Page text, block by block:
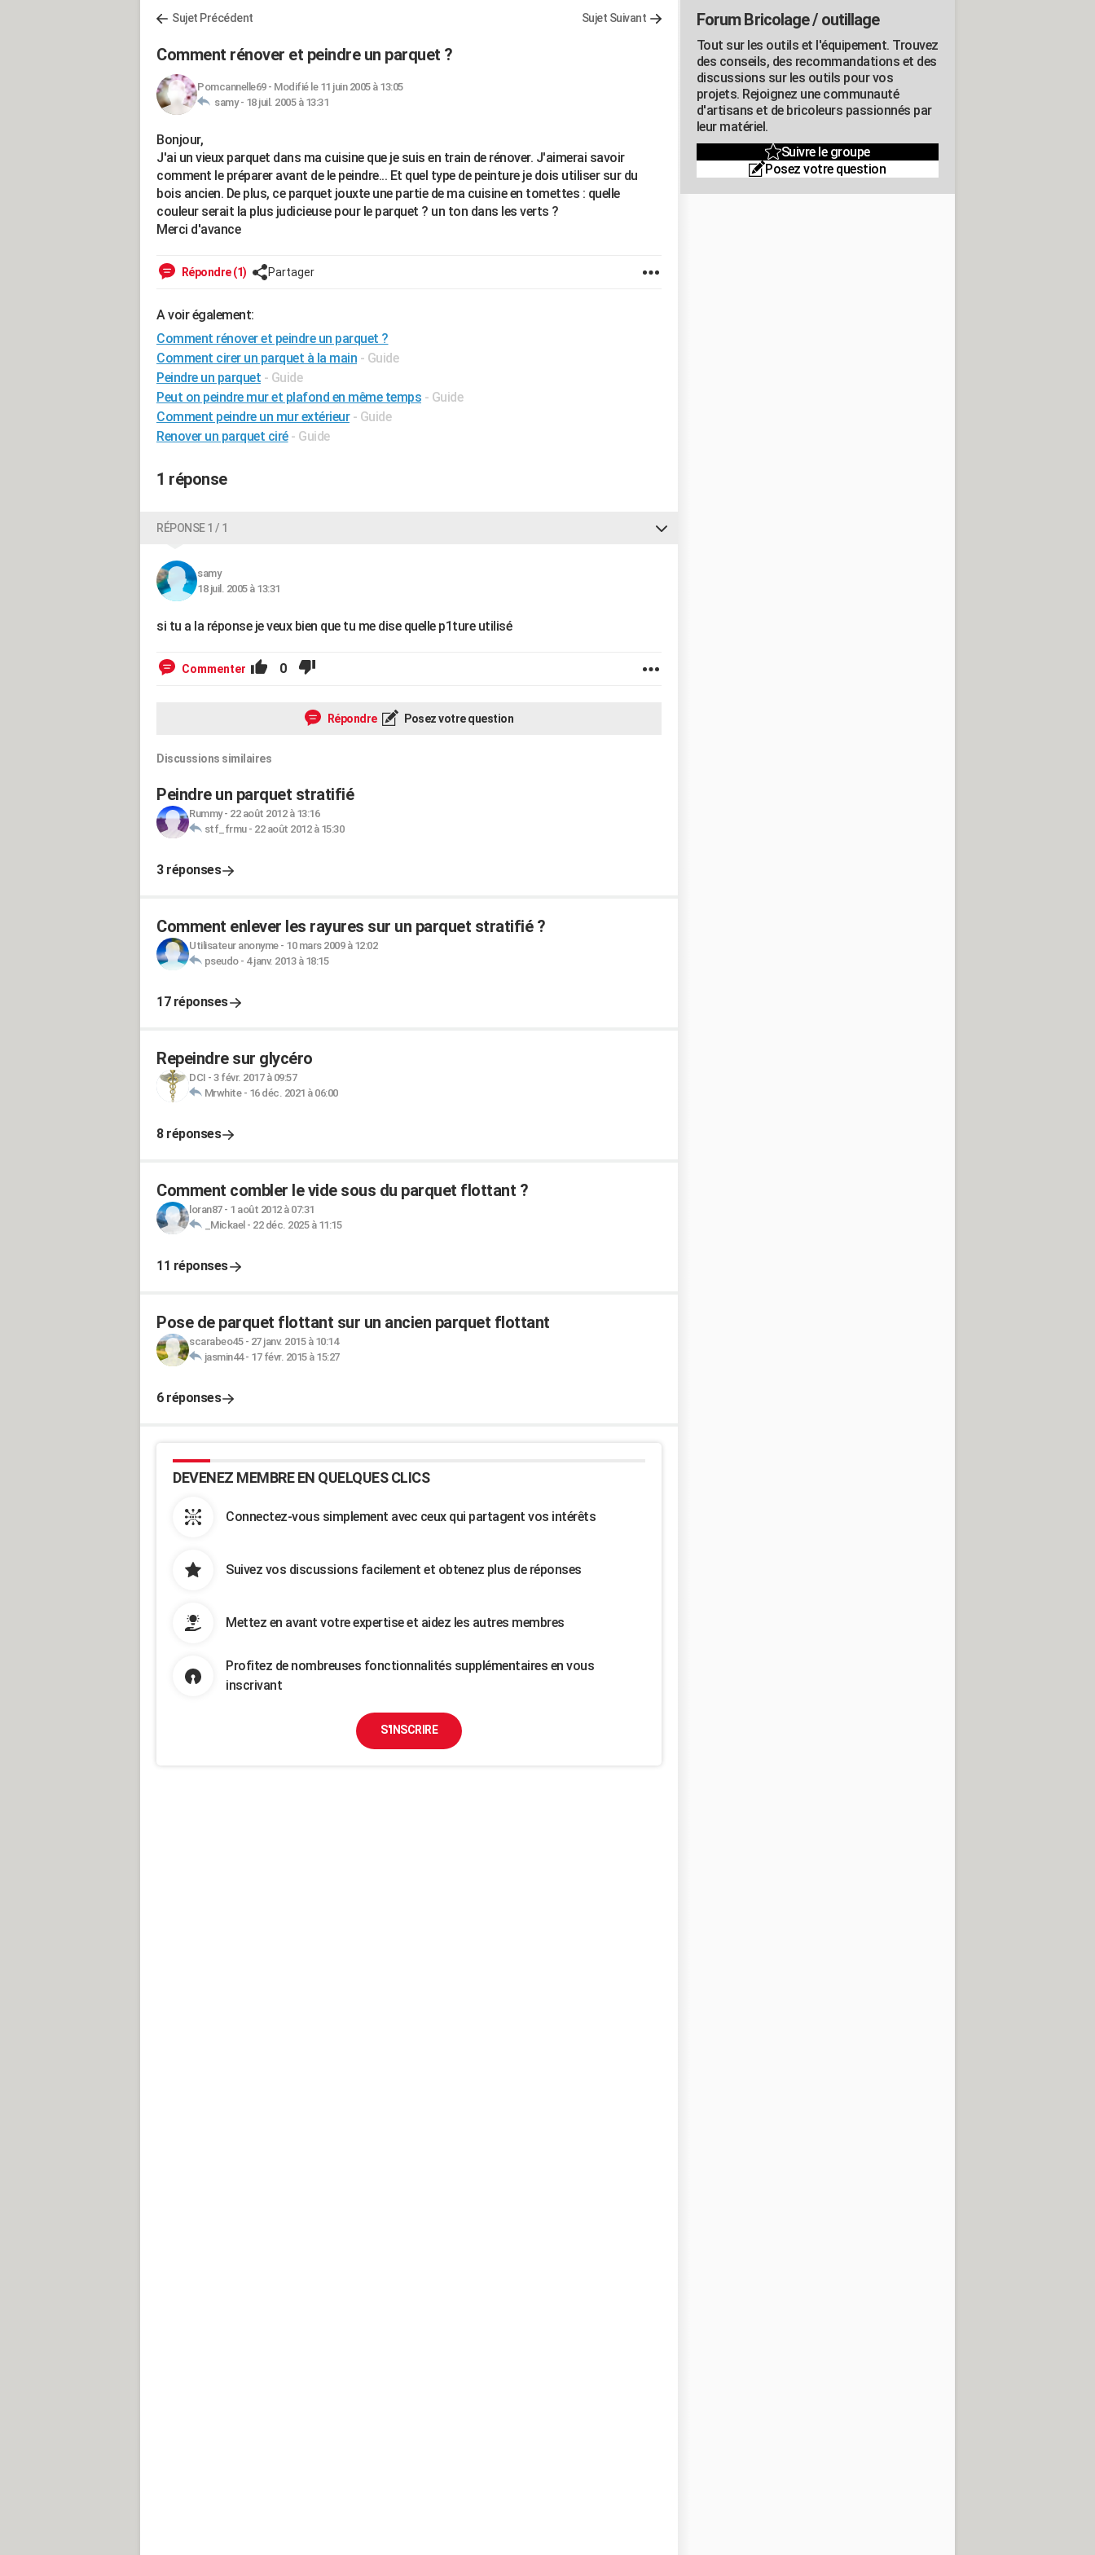
Sujet Précédent Sujet Suivant
Comment rénover et peindre un parquet ?
Pomcannelle69- Modifié le 11 juin 2005 à 13:05
samy - 18 juil. 2005 à 13:31
Bonjour,
J'ai un vieux parquet dans ma cuisine que je suis en train de rénover. J'aimerai savoir
comment le préparer avant de le peindre... Et quel type de peinture je dois utiliser sur du
bois ancien. De plus, ce parquet jouxte une partie de ma cuisine en tomettes : quelle
couleur serait la plus judicieuse pour le parquet ? un ton dans les verts ?
Merci d'avance
Répondre (1) Partager
A voir également:
Comment rénover et peindre un parquet ?
Comment cirer un parquet à la main - Guide
Peindre un parquet - Guide
Peut on peindre mur et plafond en même temps - Guide
Comment peindre un mur extérieur - Guide
Renover un parquet ciré - Guide
1 réponse
RÉPONSE 1 / 1
samy
18 juil. 2005 à 13:31
si tu a la réponse je veux bien que tu me dise quelle p1ture utilisé
Commenter 0
Répondre Posez votre question
Discussions similaires
Peindre un parquet stratifié
Rummy- 22 août 2012 à 13:16
stf_frmu- 22 août 2012 à 15:30
3 réponses
Comment enlever les rayures sur un parquet stratifié ?
Utilisateur anonyme- 10 mars 2009 à 12:02
pseudo- 4 janv. 2013 à 18:15
17 réponses
Repeindre sur glycéro
DCI - 3 févr. 2017 à 09:57
Mrwhite- 16 déc. 2021 à 06:00
8 réponses
Comment combler le vide sous du parquet flottant ?
loran87- 1 août 2012 à 07:31
_Mickael - 22 déc. 2025 à 11:15
11 réponses
Pose de parquet flottant sur un ancien parquet flottant
scarabeo45- 27 janv. 2015 à 10:14
jasmin44- 17 févr. 2015 à 15:27
6 réponses
DEVENEZ MEMBRE EN QUELQUES CLICS
Connectez-vous simplement avec ceux qui partagent vos intérêts
Suivez vos discussions facilement et obtenez plus de réponses
Mettez en avant votre expertise et aidez les autres membres
Profitez de nombreuses fonctionnalités supplémentaires en vous
inscrivant
S'INSCRIRE
Forum Bricolage / outillage
Tout sur les outils et l'équipement. Trouvez
des conseils, des recommandations et des
discussions sur les outils pour vos
projets. Rejoignez une communauté
d'artisans et de bricoleurs passionnés par
leur matériel.
Suivre le groupe
Posez votre question